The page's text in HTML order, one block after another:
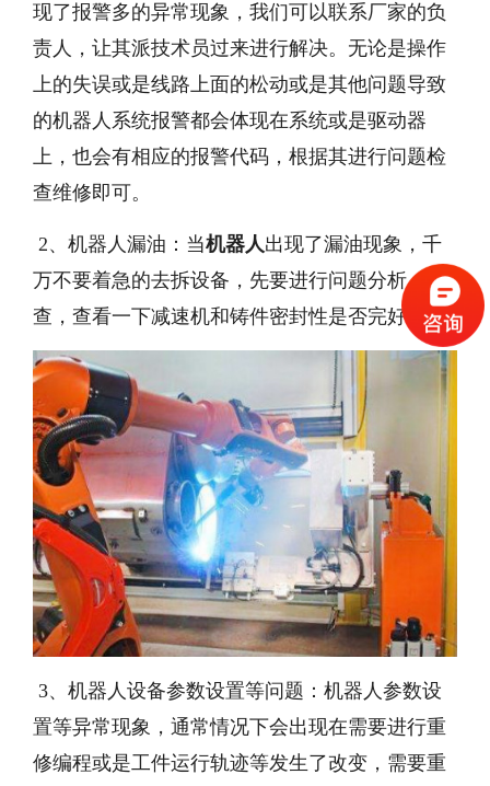
现了报警多的异常现象，我们可以联系厂家的负
责人，让其派技术员过来进行解决。无论是操作
上的失误或是线路上面的松动或是其他问题导致
的机器人系统报警都会体现在系统或是驱动器
上，也会有相应的报警代码，根据其进行问题检
查维修即可。
2、机器人漏油：当机器人出现了漏油现象，千
万不要着急的去拆设备，先要进行问题分析、检
查，查看一下减速机和铸件密封性是否完好等。
3、机器人设备参数设置等问题：机器人参数设
置等异常现象，通常情况下会出现在需要进行重
修编程或是工件运行轨迹等发生了改变，需要重